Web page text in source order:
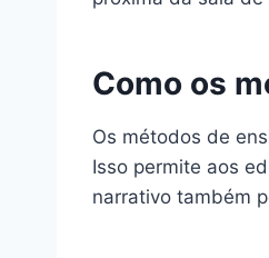
Como os
Os métodos de
Isso permite aos
narrativo também